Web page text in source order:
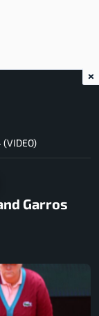
Garros
×